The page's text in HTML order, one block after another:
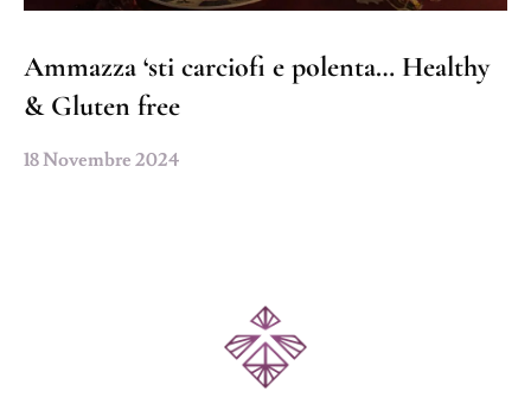
Ammazza ‘sti carciofi e polenta… Healthy
& Gluten free
18 Novembre 2024